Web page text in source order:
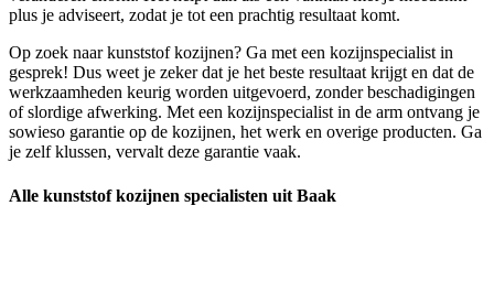
plus je adviseert, zodat je tot een prachtig resultaat komt.
Op zoek naar kunststof kozijnen? Ga met een kozijnspecialist in
gesprek! Dus weet je zeker dat je het beste resultaat krijgt en dat de
werkzaamheden keurig worden uitgevoerd, zonder beschadigingen
of slordige afwerking. Met een kozijnspecialist in de arm ontvang je
sowieso garantie op de kozijnen, het werk en overige producten. Ga
je zelf klussen, vervalt deze garantie vaak.
Alle kunststof kozijnen specialisten uit Baak